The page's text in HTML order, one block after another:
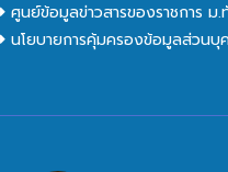
ศูนย์ข้อมูลข่าวสารของราชการ
นโยบายการคุ้มครองข้อมูลส่วนบุ